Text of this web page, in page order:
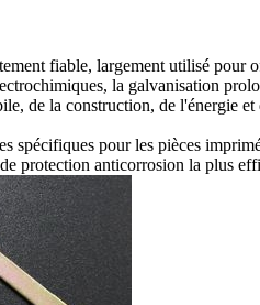
fiable, largement utilisé
la galvanisation
de la construction, de l'énergie
spécifiques pour les pièces
protection anticorrosion la plus